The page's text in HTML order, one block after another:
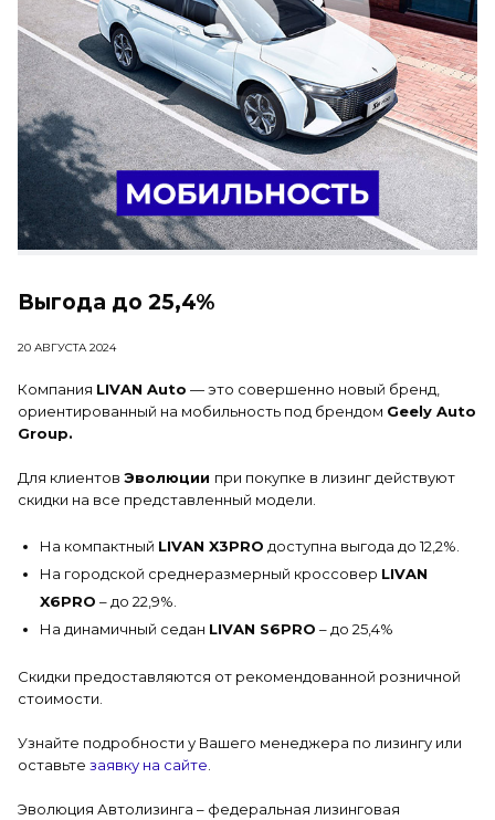
Выгода до 25,4%
20 АВГУСТА 2024
Компания LIVAN Auto — это совершенно новый бренд,
ориентированный на мобильность под брендом Geely Auto
Group.
Для клиентов Эволюции при покупке в лизинг действуют
скидки на все представленный модели.
На компактный LIVAN X3PRO доступна выгода до 12,2%.
На городской среднеразмерный кроссовер LIVAN
X6PRO – до 22,9%.
На динамичный седан LIVAN S6PRO – до 25,4%
Скидки предоставляются от рекомендованной розничной
стоимости.
Узнайте подробности у Вашего менеджера по лизингу или
оставьте заявку на сайте
Эволюция Автолизинга – федеральная лизинговая